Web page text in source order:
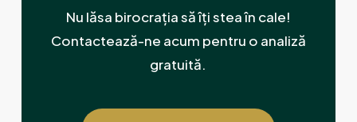
Nu lăsa birocrația să îți stea în cale!
Contactează-ne acum pentru o analiză
gratuită.